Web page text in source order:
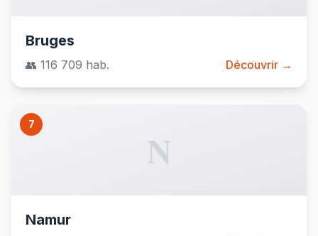
Bruges
👥 116 709 hab. Découvrir →
7
N
Namur